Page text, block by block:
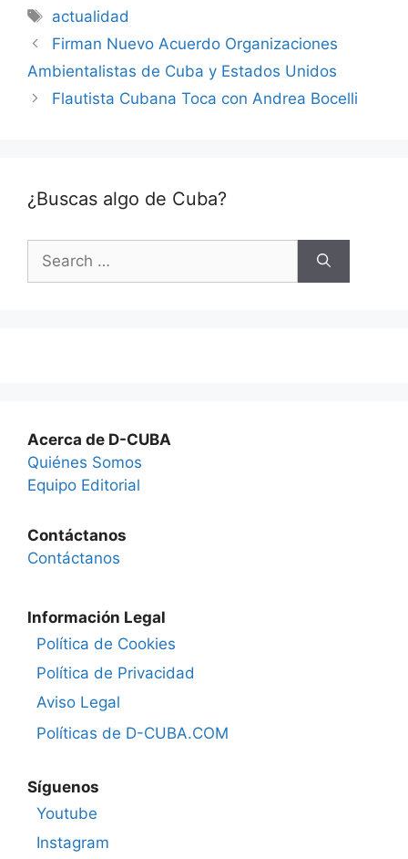
Tags
actualidad
Firman Nuevo Acuerdo Organizaciones
Ambientalistas de Cuba y Estados Unidos
Flautista Cubana Toca con Andrea Bocelli
¿Buscas algo de Cuba?
for:
Acerca de D-CUBA
Quiénes Somos
Equipo Editorial
Contáctanos
Contáctanos
Información Legal
Política de Cookies
Política de Privacidad
Aviso Legal
Políticas de D-CUBA.COM
Síguenos
Youtube
Instagram